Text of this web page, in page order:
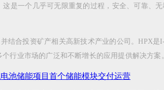
一个几乎可无限重复的过程，安全、可靠、无
合投资矿产相关高新技术产业的公司。HPX是
行业市场的广泛和不断增长的应用提供解决方案
池储能项目首个储能模块交付运营